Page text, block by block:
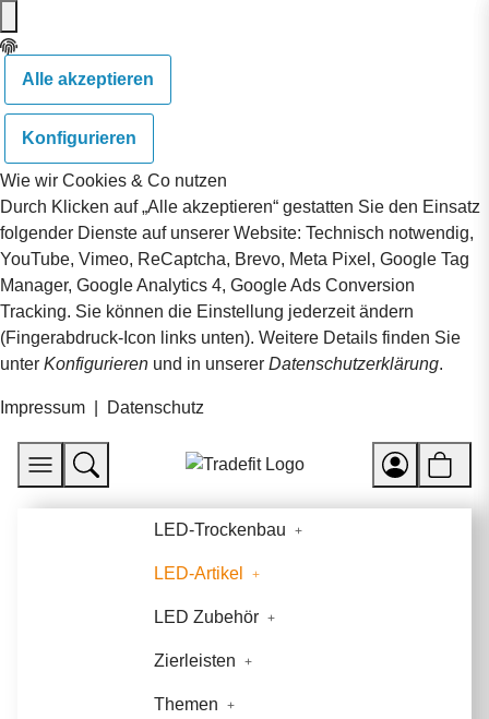
Alle akzeptieren
Konfigurieren
Wie wir Cookies & Co nutzen
Durch Klicken auf „Alle akzeptieren“ gestatten Sie den Einsatz
folgender Dienste auf unserer Website: Technisch notwendig,
YouTube, Vimeo, ReCaptcha, Brevo, Meta Pixel, Google Tag
Manager, Google Analytics 4, Google Ads Conversion
Tracking. Sie können die Einstellung jederzeit ändern
(Fingerabdruck-Icon links unten). Weitere Details finden Sie
unter Konfigurieren und in unserer Datenschutzerklärung.
Impressum Datenschutz
LED-Trockenbau
LED-Artikel
LED Zubehör
Zierleisten
Themen